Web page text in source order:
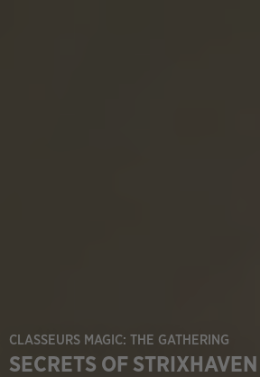
CLASSEURS MAGIC: THE GATHERING
SECRETS OF STRIXHAVEN